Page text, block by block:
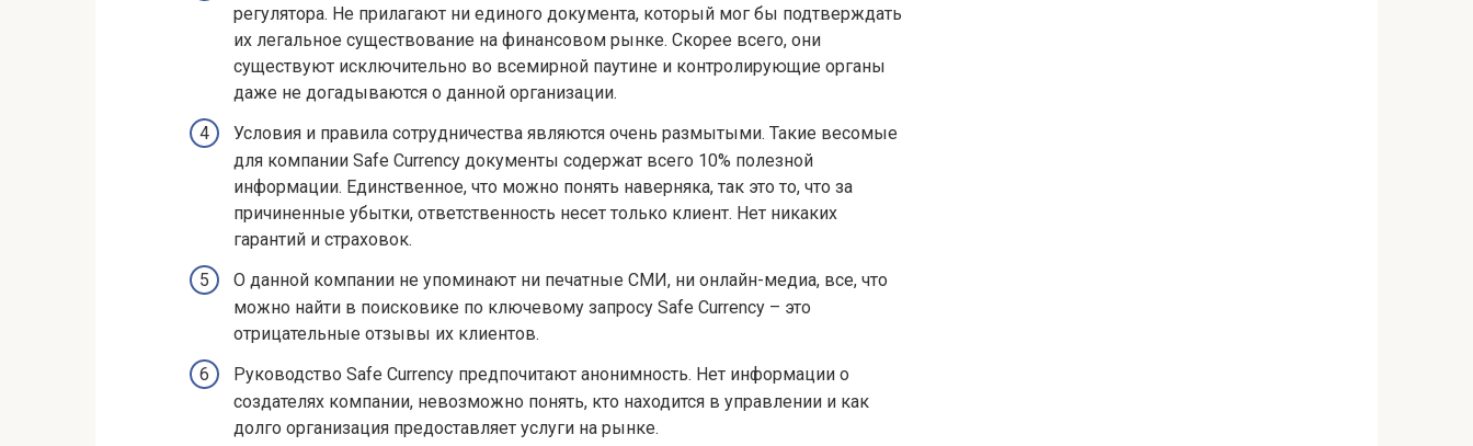
регулятора. Не прилагают ни единого документа, который мог бы подтверждать
их легальное существование на финансовом рынке. Скорее всего, они
существуют исключительно во всемирной паутине и контролирующие органы
даже не догадываются о данной организации.
Условия и правила сотрудничества являются очень размытыми. Такие весомые
для компании Safe Currency документы содержат всего 10% полезной
информации. Единственное, что можно понять наверняка, так это то, что за
причиненные убытки, ответственность несет только клиент. Нет никаких
гарантий и страховок.
О данной компании не упоминают ни печатные СМИ, ни онлайн-медиа, все, что
можно найти в поисковике по ключевому запросу Safe Currency – это
отрицательные отзывы их клиентов.
Руководство Safe Currency предпочитают анонимность. Нет информации о
создателях компании, невозможно понять, кто находится в управлении и как
долго организация предоставляет услуги на рынке.